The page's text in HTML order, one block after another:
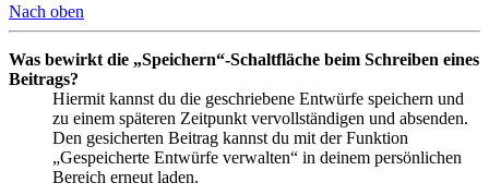
Nach oben
Was bewirkt die „Speichern“-Schaltfläche beim Schreiben eines
Beitrags?
Hiermit kannst du die geschriebene Entwürfe speichern und
zu einem späteren Zeitpunkt vervollständigen und absenden.
Den gesicherten Beitrag kannst du mit der Funktion
„Gespeicherte Entwürfe verwalten“ in deinem persönlichen
Bereich erneut laden.